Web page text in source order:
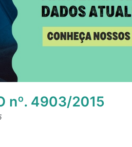
nº. 4903/2015